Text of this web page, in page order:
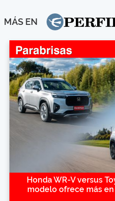
MÁS EN
Honda WR-V versus
modelo ofrece más